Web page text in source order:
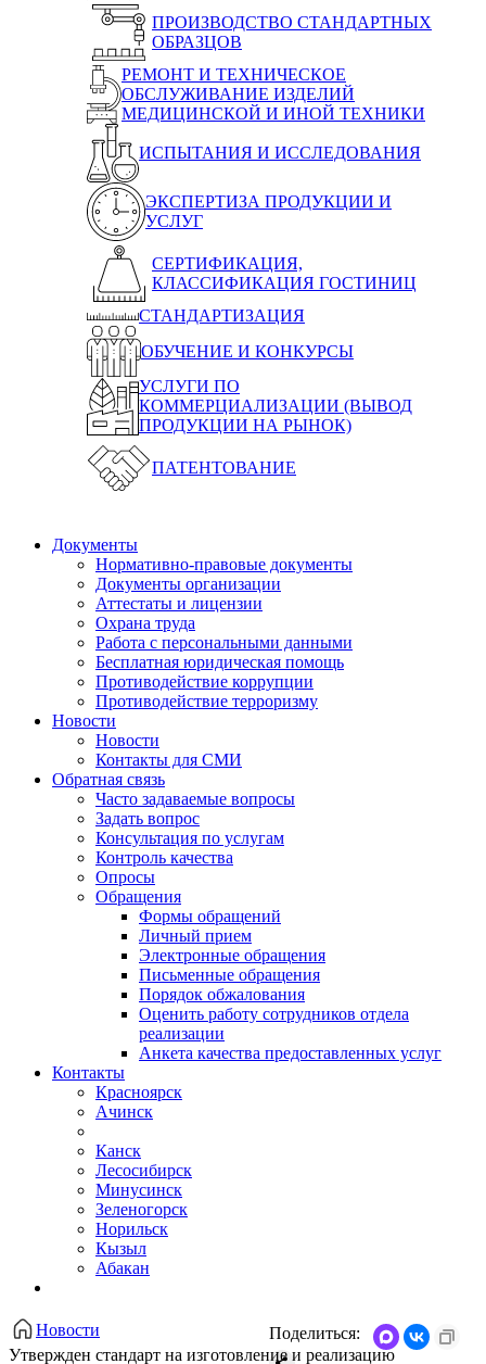
ПРОИЗВОДСТВО СТАНДАРТНЫХ
ОБРАЗЦОВ
РЕМОНТ И ТЕХНИЧЕСКОЕ
ОБСЛУЖИВАНИЕ ИЗДЕЛИЙ
МЕДИЦИНСКОЙ И ИНОЙ ТЕХНИКИ
ИСПЫТАНИЯ И ИССЛЕДОВАНИЯ
ЭКСПЕРТИЗА ПРОДУКЦИИ И
УСЛУГ
СЕРТИФИКАЦИЯ,
КЛАССИФИКАЦИЯ ГОСТИНИЦ
СТАНДАРТИЗАЦИЯ
ОБУЧЕНИЕ И КОНКУРСЫ
УСЛУГИ ПО
КОММЕРЦИАЛИЗАЦИИ (ВЫВОД
ПРОДУКЦИИ НА РЫНОК)
ПАТЕНТОВАНИЕ
Документы
Нормативно-правовые документы
Документы организации
Аттестаты и лицензии
Охрана труда
Работа с персональными данными
Бесплатная юридическая помощь
Противодействие коррупции
Противодействие терроризму
Новости
Новости
Контакты для СМИ
Обратная связь
Часто задаваемые вопросы
Задать вопрос
Консультация по услугам
Контроль качества
Опросы
Обращения
Формы обращений
Личный прием
Электронные обращения
Письменные обращения
Порядок обжалования
Оценить работу сотрудников отдела
реализации
Анкета качества предоставленных услуг
Контакты
Красноярск
Ачинск
Канск
Лесосибирск
Минусинск
Зеленогорск
Норильск
Кызыл
Абакан
Новости
Утвержден стандарт на изготовление и реализацию
Поделиться: